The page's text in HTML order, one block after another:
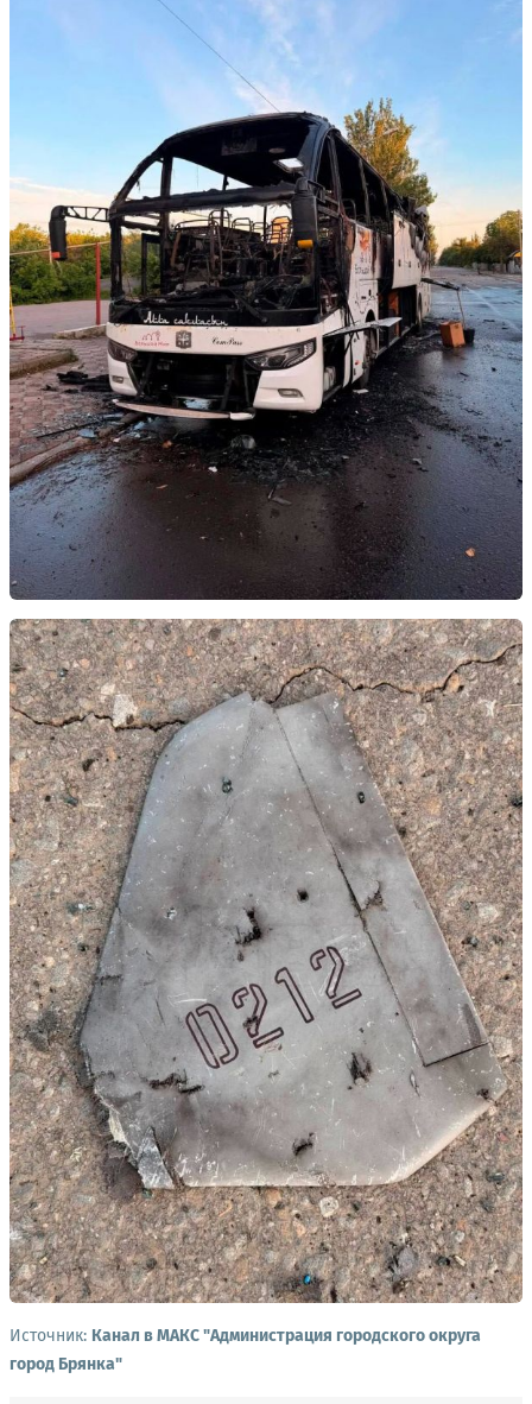
Источник: Канал в МАКС "Администрация городского округа
город Брянка"